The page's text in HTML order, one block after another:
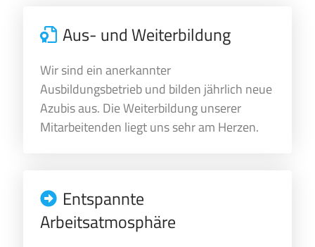
Aus- und Weiterbildung
Wir sind ein anerkannter
Ausbildungsbetrieb und bilden jährlich neue
Azubis aus. Die Weiterbildung unserer
Mitarbeitenden liegt uns sehr am Herzen.
Entspannte
Arbeitsatmosphäre